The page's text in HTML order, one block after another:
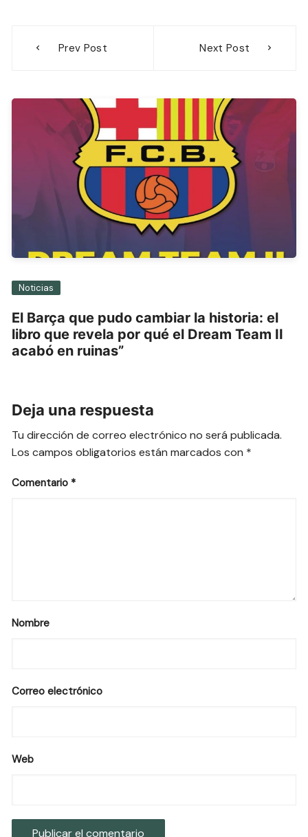
Prev Post Next Post
Noticias
El Barça que pudo cambiar la historia: el
libro que revela por qué el Dream Team II
acabó en ruinas”
Deja una respuesta
Tu dirección de correo electrónico no será publicada.
Los campos obligatorios están marcados con *
Comentario *
Nombre
Correo electrónico
Web